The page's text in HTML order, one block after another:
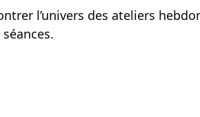
l’univers des ateliers